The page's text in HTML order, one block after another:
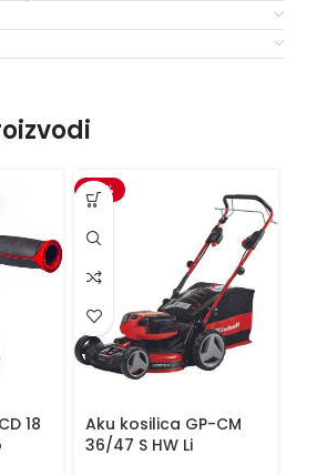
18
-15%
Aku kosilica GP-CM
36/47 S HW Li